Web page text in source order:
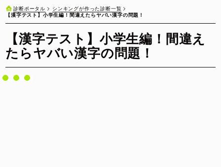
診断ポータル
シンキングが作った診断一覧
【漢字テスト】小学生編！間違えたらヤバい漢字の問題！
【漢字テスト】小学生編！間違え
たらヤバい漢字の問題！